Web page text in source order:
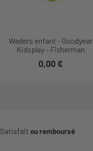
Waders enfant - Goodyear
Kidsplay - Fisherman
0,00 €
Satisfait ou remboursé